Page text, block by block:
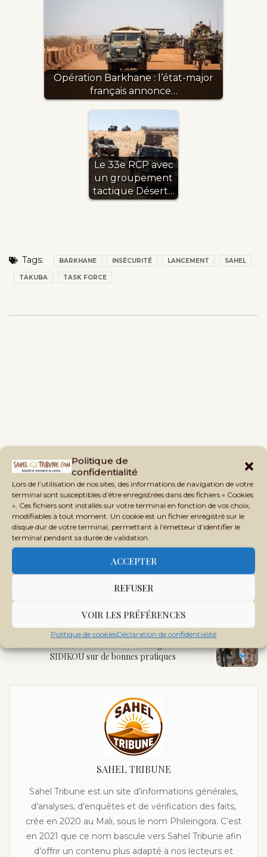
Politique de
confidentialité
Lors de l’utilisation de nos sites, des informations de navigation de votre
terminal sont susceptibles d’être enregistrées dans des fichiers « Cookies
». Ces fichiers sont installés sur votre terminal en fonction de vos choix,
modifiables à tout moment. Un cookie est un fichier enregistré sur le
disque dur de votre terminal, permettant à l’émetteur d’identifier le
terminal pendant sa durée de validation.
ACCEPTER
REFUSER
VOIR LES PRÉFÉRENCES
Politique de cookiesDéclaration de confidentialité
Opération Barkhane : l’état-major
français annonce…
Le 33e RCP avec
un groupement
tactique Désert…
Tags: BARKHANE INSÉCURITÉ LANCEMENT SAHEL
TAKUBA TASK FORCE
De l’exercice de la démocratie et de la tolérance
next post
SIDIKOU sur de bonnes pratiques
SAHEL TRIBUNE
Sahel Tribune est un site d’informations générales,
d’analyses, d’enquêtes et de vérification des faits,
crée en 2020 au Mali, sous le nom Phileingora. C’est
en 2021 que ce nom bascule vers Sahel Tribune afin
d’offrir un contenu plus adapté à nos lecteurs et